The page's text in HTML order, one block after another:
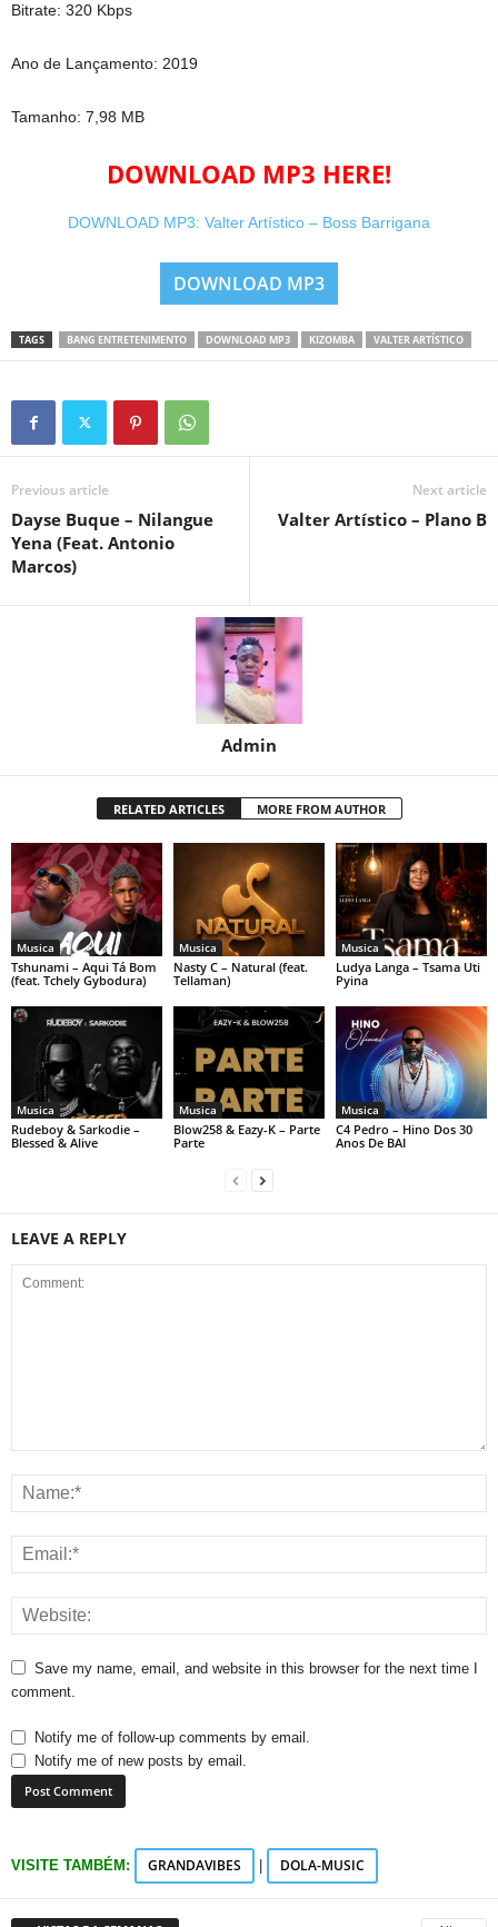
Bitrate: 320 Kbps
Ano de Lançamento: 2019
Tamanho: 7,98 MB
DOWNLOAD MP3 HERE!
DOWNLOAD MP3: Valter Artístico – Boss Barrigana
DOWNLOAD MP3
TAGS BANG ENTRETENIMENTO DOWNLOAD MP3 KIZOMBA VALTER ARTÍSTICO
Previous article
Dayse Buque – Nilangue
Yena (Feat. Antonio
Marcos)
Next article
Valter Artístico – Plano B
Admin
RELATED ARTICLES MORE FROM AUTHOR
Musica
Tshunami – Aqui Tá Bom
(feat. Tchely Gybodura)
Musica
Nasty C – Natural (feat.
Tellaman)
Musica
Ludya Langa – Tsama Uti
Pyina
Musica
Rudeboy & Sarkodie –
Blessed & Alive
Musica
Blow258 & Eazy-K – Parte
Parte
Musica
C4 Pedro – Hino Dos 30
Anos De BAI
LEAVE A REPLY
Save my name, email, and website in this browser for the next time I
comment.
Notify me of follow-up comments by email.
Notify me of new posts by email.
VISITE TAMBÉM: GRANDAVIBES DOLA-MUSIC